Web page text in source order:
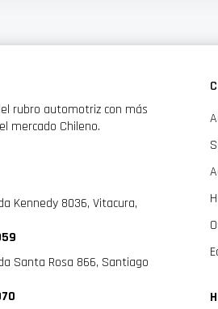
rubro automotriz con más
mercado Chileno.
Kennedy 8036, Vitacura,
Santa Rosa 866, Santiago